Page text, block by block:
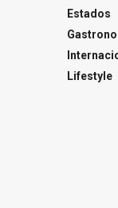
Estados
Lifestyle